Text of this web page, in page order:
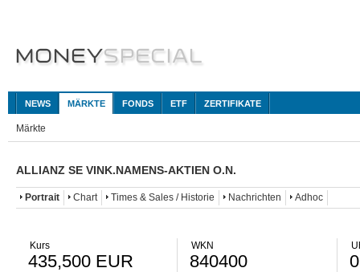
NEWS MÄRKTE FONDS ETF ZERTIFIKATE
Märkte
ALLIANZ SE VINK.NAMENS-AKTIEN O.N.
Portrait Chart Times & Sales / Historie Nachrichten Adhoc
Kurs
435,500 EUR
WKN
840400